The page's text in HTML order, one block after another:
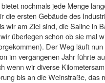
nochmals jede Menge
die ersten Gebäude des
wir am Ziel sind, die Saline in
überlegen schon ob sie mal
Der Weg läuft
im vergangenen Jahr führte
wenn wir diverse
bis an die Weinstraße, das